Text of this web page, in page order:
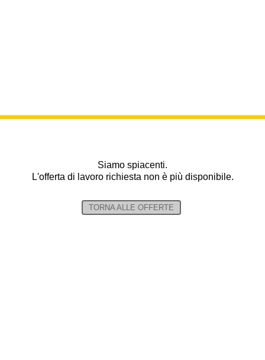
Siamo spiacenti.
L'offerta di lavoro richiesta non è più disponibile.
TORNA ALLE OFFERTE